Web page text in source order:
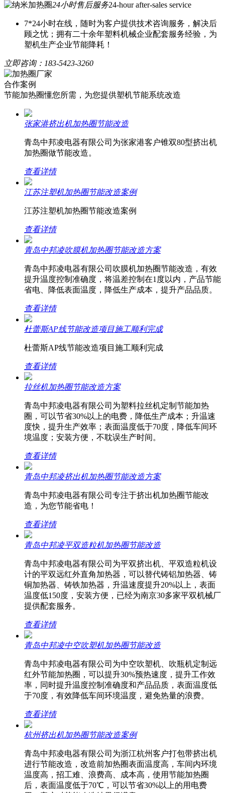
24小时售后服务24-hour after-sales service
7*24小时在线，随时为客户提供技术咨询服务，解决后
顾之忧；拥有二十余年塑料机械企业配套服务经验，为
塑机生产企业节能降耗！
立即咨询： 183-5423-3260
合作案例
节能加热圈懂您所需，为您提供塑机节能系统改造
张家港挤出机加热圈节能改造
青岛中邦凌电器有限公司为张家港客户锥双80型挤出机
加热圈做节能改造。
查看详情
江苏注塑机加热圈节能改造案例
江苏注塑机加热圈节能改造案例
查看详情
青岛中邦凌吹膜机加热圈节能改造方案
青岛中邦凌电器有限公司吹膜机加热圈节能改造，有效
提升温度控制准确度，将温差控制在1度以内，产品节能
省电、降低表面温度，降低生产成本，提升产品品质。
查看详情
杜蕾斯AP线节能改造项目施工顺利完成
杜蕾斯AP线节能改造项目施工顺利完成
查看详情
拉丝机加热圈节能改造方案
青岛中邦凌电器有限公司为塑料拉丝机定制节能加热
圈，可以节省30%以上的电费，降低生产成本；升温速
度快，提升生产效率；表面温度低于70度，降低车间环
境温度；安装方便，不耽误生产时间。
查看详情
青岛中邦凌挤出机加热圈节能改造方案
青岛中邦凌电器有限公司专注于挤出机加热圈节能改
造，为您节能省电！
查看详情
青岛中邦凌平双造粒机加热圈节能改造
青岛中邦凌电器有限公司为平双挤出机、平双造粒机设
计的平双远红外直角加热器，可以替代铸铝加热器、铸
铜加热器、铸铁加热器，升温速度提升20%以上，表面
温度低150度，安装方便，已经为南京30多家平双机械厂
提供配套服务。
查看详情
青岛中邦凌中空吹塑机加热圈节能改造
青岛中邦凌电器有限公司为中空吹塑机、吹瓶机定制远
红外节能加热圈，可以提升30%预热速度，提升工作效
率，同时提升温度控制准确度和产品品质，表面温度低
于70度，有效降低车间环境温度，避免热量的浪费。
查看详情
杭州挤出机加热圈节能改造案例
青岛中邦凌电器有限公司为浙江杭州客户打包带挤出机
进行节能改造，改造前加热圈表面温度高，车间内环境
温度高，招工难、浪费高、成本高，使用节能加热圈
后，表面温度低于70℃，可以节省30%以上的用电费